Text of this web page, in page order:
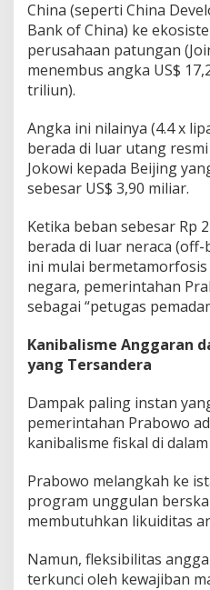
h
a
n
P
r
o
w
o
China (seperti China
Bank of China) ke
perusahaan patungan
menembus angka US$
triliun).
Angka ini nilainya (4.4 x
berada di luar utang
Jokowi kepada Beijing
sebesar US$ 3,90 miliar.
​Ketika beban sebesar Rp
berada di luar neraca
ini mulai
negara, pemerintahan
sebagai “petugas
​Kanibalisme Anggaran
yang Tersandera
Dampak paling instan
pemerintahan Prabowo
kanibalisme fiskal di
Prabowo melangkah ke
program unggulan
membutuhkan likuiditas
Namun, fleksibilitas
terkunci oleh kewajiban